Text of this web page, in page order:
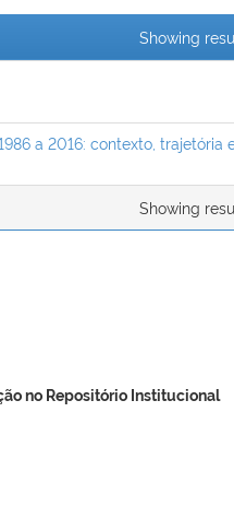
Showing
a 2016: contexto, trajetória
Showing
no Repositório Institucional